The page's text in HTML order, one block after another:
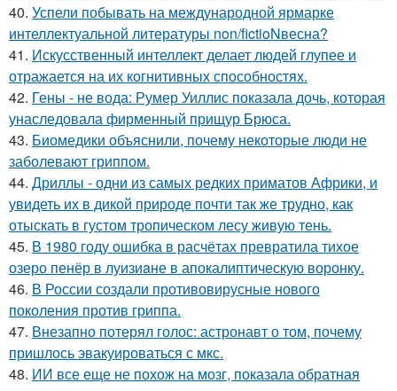
40. Успели побывать на международной ярмарке
интеллектуальной литературы non/fictioNвесна?
41. Искусственный интеллект делает людей глупее и
отражается на их когнитивных способностях.
42. Гены - не вода: Румер Уиллис показала дочь, которая
унаследовала фирменный прищур Брюса.
43. Биомедики объяснили, почему некоторые люди не
заболевают гриппом.
44. Дриллы - одни из самых редких приматов Африки, и
увидеть их в дикой природе почти так же трудно, как
отыскать в густом тропическом лесу живую тень.
45. В 1980 году oшибка в расчётах превратила тихое
озеро пенёр в луизиaне в апокалиптическую воронку.
46. В России создали противовирусные нового
поколения против гриппа.
47. Внезапно потерял голос: астронавт о том, почему
пришлось эвакуироваться с мкс.
48. ИИ все еще не похож на мозг, показала обратная